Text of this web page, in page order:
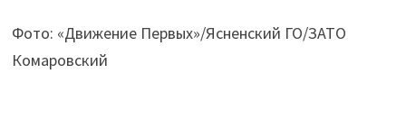
Фото: «Движение Первых»/Ясненский ГО/ЗАТО
Комаровский